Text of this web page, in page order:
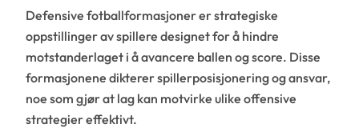
Defensive fotballformasjoner er strategiske
oppstillinger av spillere designet for å hindre
motstanderlaget i å avancere ballen og score. Disse
formasjonene dikterer spillerposisjonering og ansvar,
noe som gjør at lag kan motvirke ulike offensive
strategier effektivt.